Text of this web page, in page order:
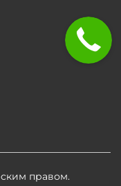
правом.